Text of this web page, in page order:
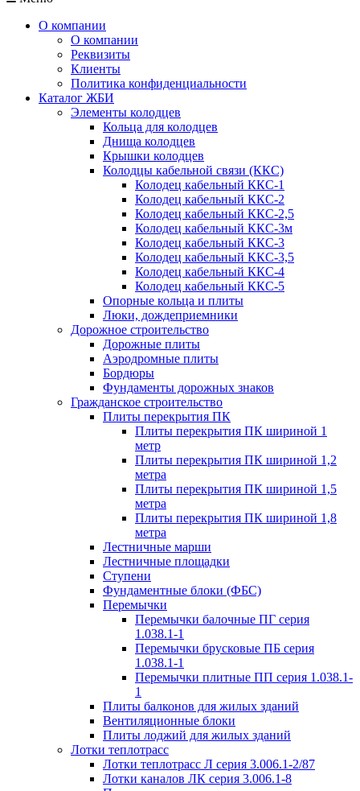
О компании
О компании
Реквизиты
Клиенты
Политика конфиденциальности
Каталог ЖБИ
Элементы колодцев
Кольца для колодцев
Днища колодцев
Крышки колодцев
Колодцы кабельной связи (ККС)
Колодец кабельный ККС-1
Колодец кабельный ККС-2
Колодец кабельный ККС-2,5
Колодец кабельный ККС-3м
Колодец кабельный ККС-3
Колодец кабельный ККС-3,5
Колодец кабельный ККС-4
Колодец кабельный ККС-5
Опорные кольца и плиты
Люки, дождеприемники
Дорожное строительство
Дорожные плиты
Аэродромные плиты
Бордюры
Фундаменты дорожных знаков
Гражданское строительство
Плиты перекрытия ПК
Плиты перекрытия ПК шириной 1
метр
Плиты перекрытия ПК шириной 1,2
метра
Плиты перекрытия ПК шириной 1,5
метра
Плиты перекрытия ПК шириной 1,8
метра
Лестничные марши
Лестничные площадки
Ступени
Фундаментные блоки (ФБС)
Перемычки
Перемычки балочные ПГ серия
1.038.1-1
Перемычки брусковые ПБ серия
1.038.1-1
Перемычки плитные ПП серия 1.038.1-
1
Плиты балконов для жилых зданий
Вентиляционные блоки
Плиты лоджий для жилых зданий
Лотки теплотрасс
Лотки теплотрасс Л серия 3.006.1-2/87
Лотки каналов ЛК серия 3.006.1-8